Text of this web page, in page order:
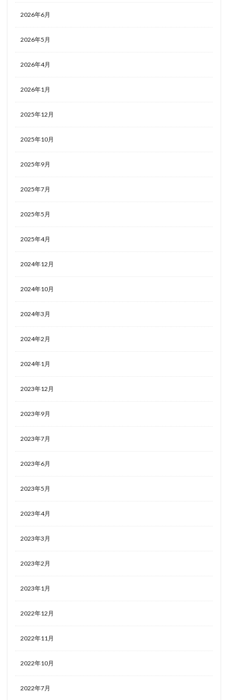
2026年6月
2026年5月
2026年4月
2026年1月
2025年12月
2025年10月
2025年9月
2025年7月
2025年5月
2025年4月
2024年12月
2024年10月
2024年3月
2024年2月
2024年1月
2023年12月
2023年9月
2023年7月
2023年6月
2023年5月
2023年4月
2023年3月
2023年2月
2023年1月
2022年12月
2022年11月
2022年10月
2022年7月